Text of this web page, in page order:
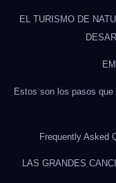
EL TURISMO DE
Estos son los pasos
Frequently Asked
LAS GRANDES